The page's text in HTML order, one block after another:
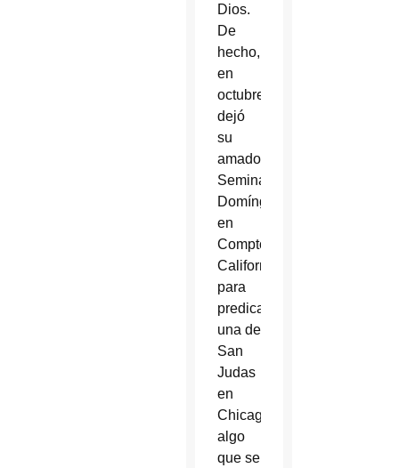
Dios.
De
hecho,
en
octubre
dejó
su
amado
Seminario
Domínguez
en
Compton,
California,
para
predicar
una de
San
Judas
en
Chicago,
algo
que se